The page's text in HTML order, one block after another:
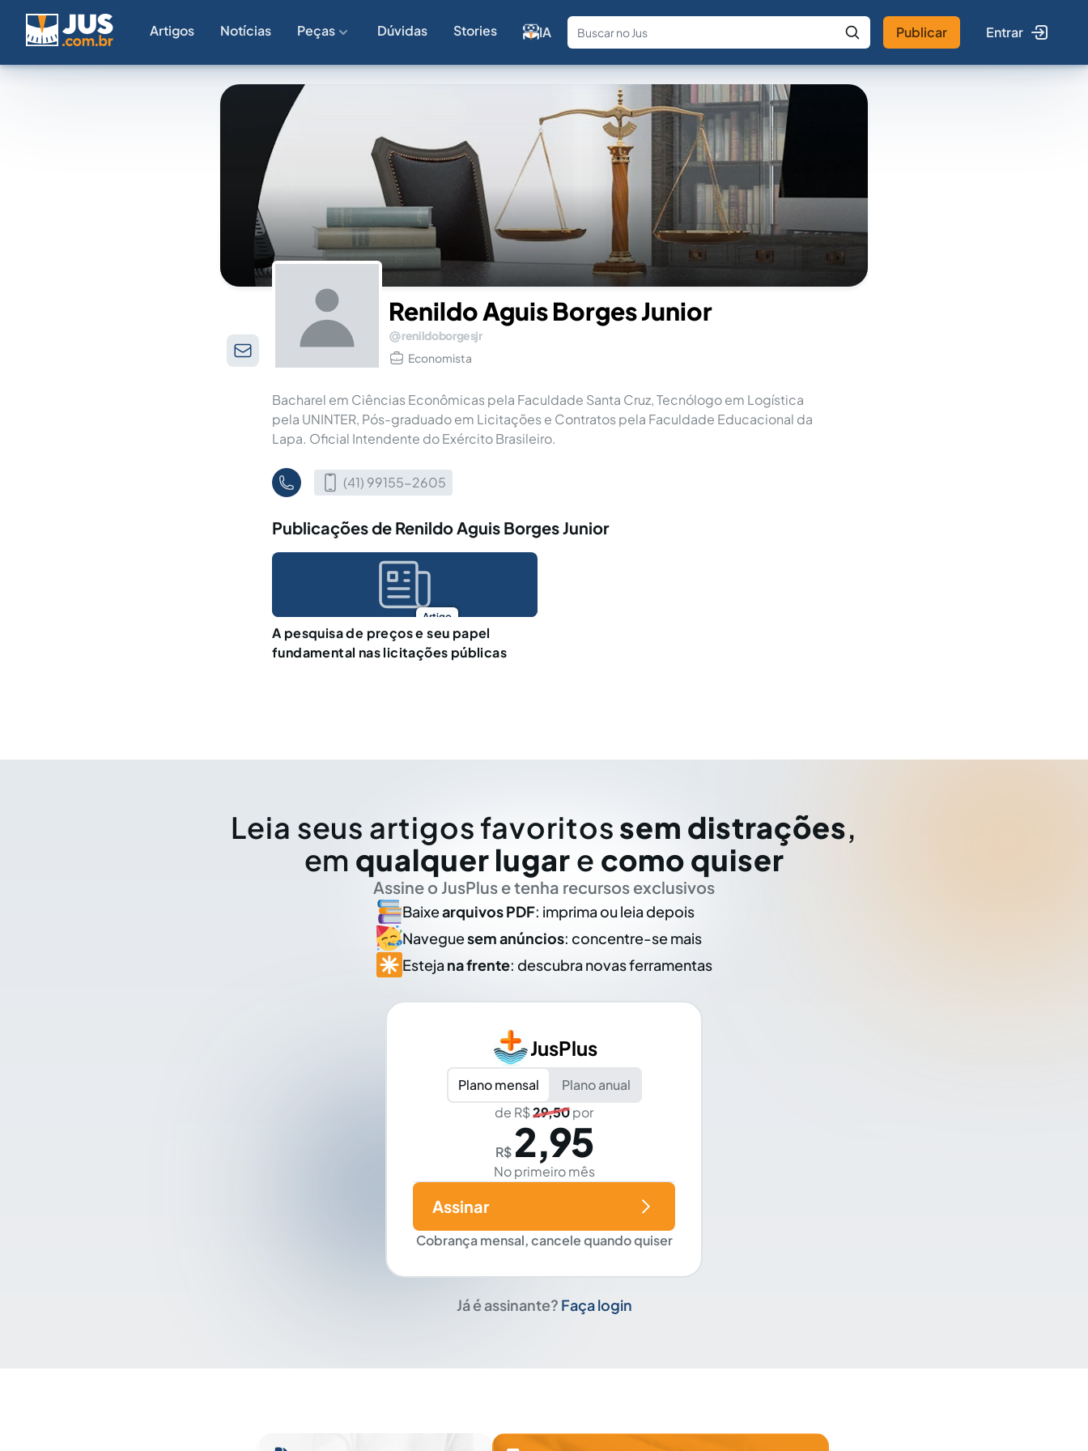
Artigos Notícias Peças Dúvidas Stories IA
Fale com a IA Buscar no Jus
Publicar Entrar
Renildo Aguis Borges Junior
renildoborgesjr
Economista
Bacharel em Ciências Econômicas pela Faculdade Santa Cruz, Tecnólogo em Logística
pela UNINTER, Pós-graduado em Licitações e Contratos pela Faculdade Educacional da
Lapa. Oficial Intendente do Exército Brasileiro.
(41) 99155-2605
Publicações de Renildo Aguis Borges Junior
Artigo
A pesquisa de preços e seu papel
fundamental nas licitações públicas
Leia seus artigos favoritos sem distrações,
em qualquer lugar e como quiser
Assine o JusPlus e tenha recursos exclusivos
Baixearquivos PDF: imprima ou leia depois
Naveguesem anúncios: concentre-se mais
Esteja na frente: descubra novas ferramentas
JusPlus
Plano mensal
Plano anual
de R$29,50por
R$ 2,95
No primeiro mês
Cobrança mensal, cancele quando quiser
Assinar
Já é assinante? Faça login